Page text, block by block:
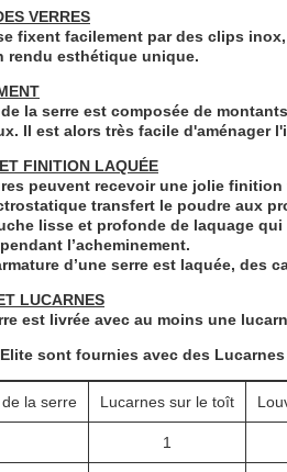
VERRES
fixent facilement par des clips
rendu esthétique unique.
la serre est composée de
Il est alors très facile d'aménager
FINITION LAQUÉE
peuvent recevoir une jolie
transfert le poudre aux
lisse et profonde de laquage
l’acheminement.
d’une serre est laquée,
LUCARNES
est livrée avec au moins une
sont fournies avec des
la serre Lucarnes sur le toît
1